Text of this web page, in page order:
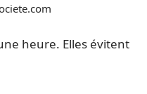
heure. Elles évitent